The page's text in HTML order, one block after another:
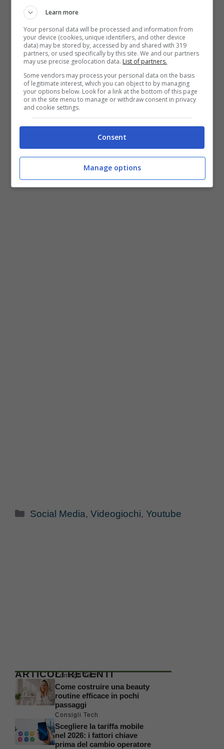
scarpe.
prodotto dopo la prova letteralmente sul
campo. E voi? Avete trovato il tunnel giusto
per giocare al mini-game di Sonic sul video
Nike? Fatecelo sapere nei commenti.
Categorie
Social Media,Videogiochi,Youtube
ARTICOLI RECENTI
Consigli Tech
Come costruire una beauty
routine efficace in pochi
passaggi
Consigli Tech
Scegliere la tariffa mobile
nel 2026: i fattori chiave
prima del cambio operatore
Learn more
Your personal data will be processed and information from
your device (cookies, unique identifiers, and other device
data) may be stored by, accessed by and shared with 319
partners, or used specifically by this site. We and our partners
may use precise geolocation data. List of partners.
Some vendors may process your personal data on the basis
of legitimate interest, which you can object to by managing
your options below. Look for a link at the bottom of this page
or in the site menu to manage or withdraw consent in privacy
and cookie settings.
Consent
Manage options